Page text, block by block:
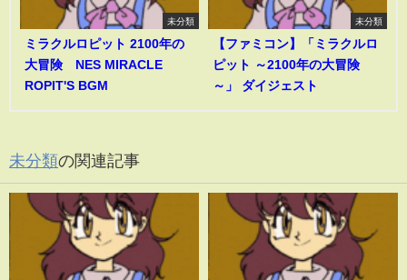
未分類
ミラクルロピット 2100年の
大冒険 NES MIRACLE
ROPIT'S BGM
未分類
【ファミコン】「ミラクルロ
ピット ～2100年の大冒険
～」 ダイジェスト
未分類の関連記事